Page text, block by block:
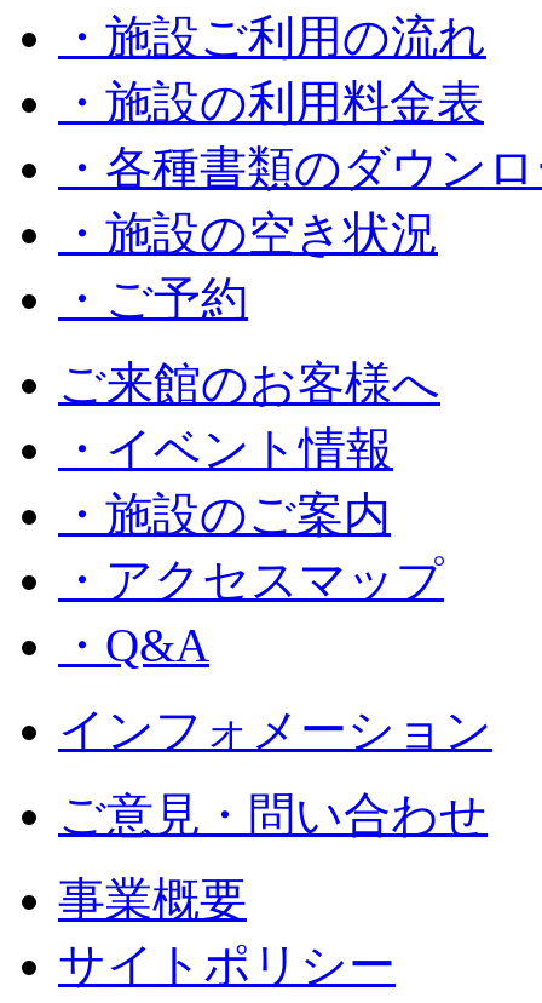
・施設ご利用の流れ
・施設の利用料金表
・各種書類のダウン
・施設の空き状況
・ご予約
ご来館のお客様へ
・イベント情報
・施設のご案内
・アクセスマップ
・Q&A
インフォメーション
ご意見・問い合わせ
事業概要
サイトポリシー